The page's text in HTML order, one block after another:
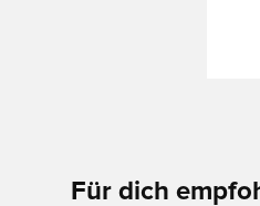
Für dich